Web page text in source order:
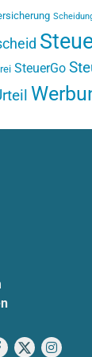
SteuerGo
Facebook
X